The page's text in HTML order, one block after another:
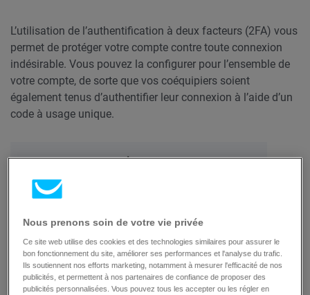
L’utilisation de l’authentification à deux facteurs (2FA) vous
permet de protéger votre compte contre toute connexion
indésirable. Vous pouvez la configurer pour l’ensemble de
votre compte, de sorte que vos coéquipiers soient
également tenus d’authentifier leur connexion à l’aide d’un
code à usage unique.
Nous prenons soin de votre vie privée
Ce site web utilise des cookies et des technologies similaires pour assurer le
bon fonctionnement du site, améliorer ses performances et l'analyse du trafic.
Ils soutiennent nos efforts marketing, notamment à mesurer l'efficacité de nos
publicités, et permettent à nos partenaires de confiance de proposer des
publicités personnalisées. Vous pouvez tous les accepter ou les régler en